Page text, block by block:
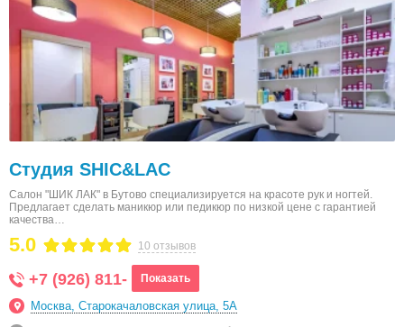
Студия SHIC&LAC
Салон "ШИК ЛАК" в Бутово специализируется на красоте рук и ногтей.
Предлагает сделать маникюр или педикюр по низкой цене с гарантией
качества…
10 отзывов
5.0
+7 (926) 811- Показать
Москва, Старокачаловская улица, 5А